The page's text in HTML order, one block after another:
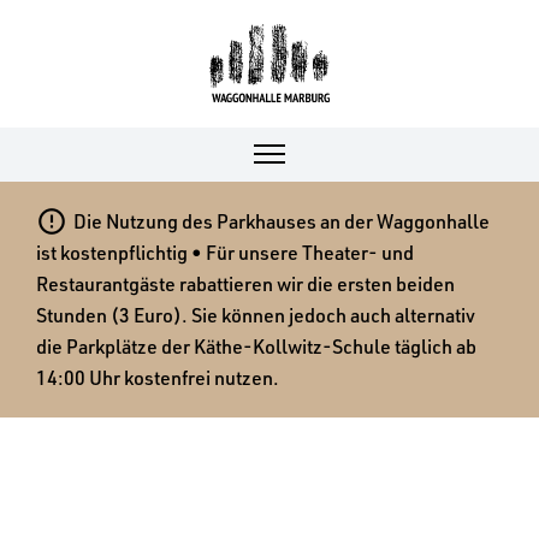
 Die Nutzung des Parkhauses an der Waggonhalle
ist kostenpflichtig • Für unsere Theater- und
Restaurantgäste rabattieren wir die ersten beiden
Stunden (3 Euro). Sie können jedoch auch alternativ
die Parkplätze der Käthe-Kollwitz-Schule täglich ab
14:00 Uhr kostenfrei nutzen.